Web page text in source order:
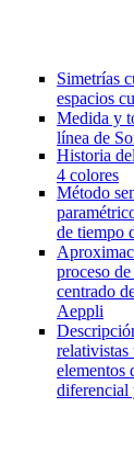
Simetrías
espacios
Medida y
línea de
Historia
4 colores
Método
de tiempo
proceso
centrado
Aeppli
relativistas
elementos
diferencial